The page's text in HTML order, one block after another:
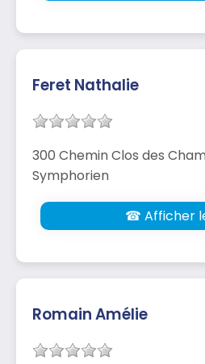
Feret Nathalie
300 Chemin Clos des
Symphorien
☎ Afficher
Romain Amélie